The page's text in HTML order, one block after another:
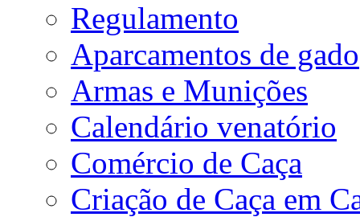
Regulamento
Aparcamentos de gado
Armas e Munições
Calendário venatório
Comércio de Caça
Criação de Caça em